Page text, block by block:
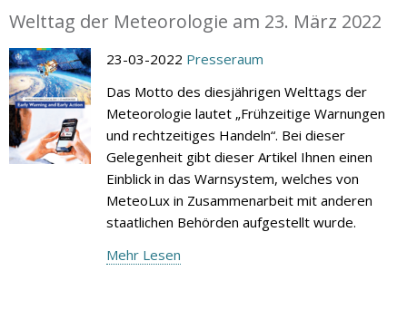
Welttag der Meteorologie am 23. März 2022
23-03-2022 Presseraum
Das Motto des diesjährigen Welttags der
Meteorologie lautet „Frühzeitige Warnungen
und rechtzeitiges Handeln“. Bei dieser
Gelegenheit gibt dieser Artikel Ihnen einen
Einblick in das Warnsystem, welches von
MeteoLux in Zusammenarbeit mit anderen
staatlichen Behörden aufgestellt wurde.
Mehr Lesen